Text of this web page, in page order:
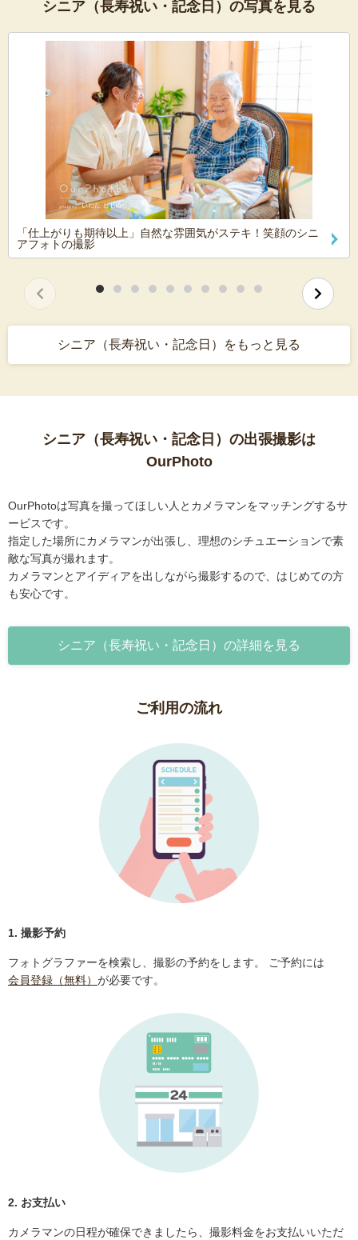
シニア（長寿祝い・記念日）の写真を見る
「仕上がりも期待以上」自然な雰囲気がステキ！笑顔のシニ
アフォトの撮影
シニア（長寿祝い・記念日）をもっと見る
シニア（長寿祝い・記念日）の出張撮影は
OurPhoto
OurPhotoは写真を撮ってほしい人とカメラマンをマッチングするサ
ービスです。
指定した場所にカメラマンが出張し、理想のシチュエーションで素
敵な写真が撮れます。
カメラマンとアイディアを出しながら撮影するので、はじめての方
も安心です。
シニア（長寿祝い・記念日）の詳細を見る
ご利用の流れ
1. 撮影予約
フォトグラファーを検索し、撮影の予約をします。 ご予約には
会員登録（無料） が必要です。
2. お支払い
カメラマンの日程が確保できましたら、撮影料金をお支払いいただ